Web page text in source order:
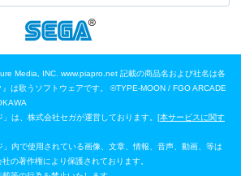
Media, INC. www.piapro.net 記載の商品名および社名は各
は歌うソフトウェアです。
©TYPE-MOON / FGO ARCADE
は、株式会社セガが運営しております。[本サービスに関す
内で使用されている画像、文章、情報、音声、動画、等は
の著作権により保護されております。